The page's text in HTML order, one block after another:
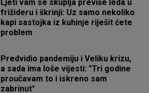
Ljeti vam se skuplja previše leda u
frižideru i škrinji: Uz samo nekoliko
kapi sastojka iz kuhinje riješit ćete
problem
Predvidio pandemiju i Veliku krizu,
a sada ima loše vijesti: "Tri godine
proučavam to i iskreno sam
zabrinut"